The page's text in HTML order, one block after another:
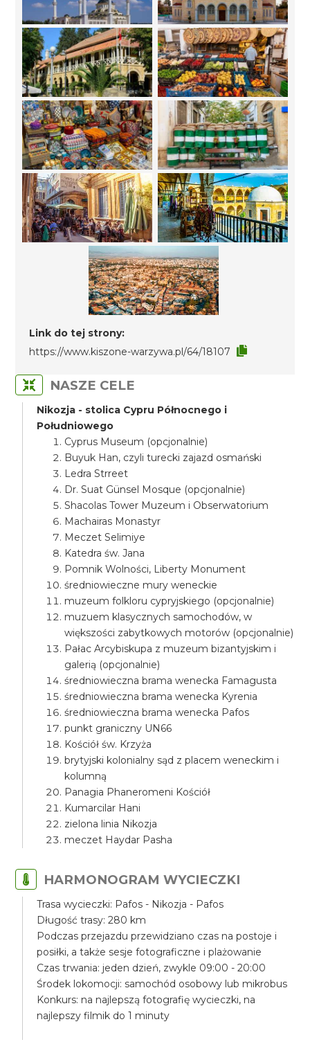
Link do tej strony:
https://www.kiszone-warzywa.pl/64/18107
NASZE CELE
Nikozja - stolica Cypru Północnego i
Południowego
Cyprus Museum (opcjonalnie)
Buyuk Han, czyli turecki zajazd osmański
Ledra Strreet
Dr. Suat Günsel Mosque (opcjonalnie)
Shacolas Tower Muzeum i Obserwatorium
Machairas Monastyr
Meczet Selimiye
Katedra św. Jana
Pomnik Wolności, Liberty Monument
średniowieczne mury weneckie
muzeum folkloru cypryjskiego (opcjonalnie)
muzuem klasycznych samochodów, w
większości zabytkowych motorów (opcjonalnie)
Pałac Arcybiskupa z muzeum bizantyjskim i
galerią (opcjonalnie)
średniowieczna brama wenecka Famagusta
średniowieczna brama wenecka Kyrenia
średniowieczna brama wenecka Pafos
punkt graniczny UN66
Kościół św. Krzyża
brytyjski kolonialny sąd z placem weneckim i
kolumną
Panagia Phaneromeni Kościół
Kumarcilar Hani
zielona linia Nikozja
meczet Haydar Pasha
HARMONOGRAM WYCIECZKI
Trasa wycieczki: Pafos - Nikozja - Pafos
Długość trasy: 280 km
Podczas przejazdu przewidziano czas na postoje i
posiłki, a także sesje fotograficzne i plażowanie
Czas trwania: jeden dzień, zwykle 09:00 - 20:00
Środek lokomocji: samochód osobowy lub mikrobus
Konkurs: na najlepszą fotografię wycieczki, na
najlepszy filmik do 1 minuty